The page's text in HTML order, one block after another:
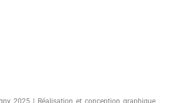
2025 | Réalisation et conception graphique